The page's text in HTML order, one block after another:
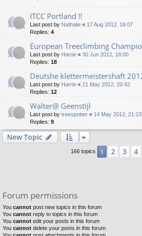
ITCC Portland !!
Last post by Nathalie « 17 Aug 2012, 16:07
Replies: 4
European Treeclimbing
Last post by Harrie « 30 Jun 2012, 18:00
Replies: 18
Deutshe klettermeistershaft
Last post by Harrie « 21 May 2012, 20:42
Replies: 12
Walter@ Geenstijl
Last post by treespotter « 14 May 2012, 21:23
Replies: 9
New Topic
166 topics 1 2 3 4
Forum permissions
You cannot post new topics in this forum
You cannot reply to topics in this forum
You cannot edit your posts in this forum
You cannot delete your posts in this forum